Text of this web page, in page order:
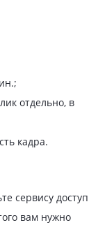
отдельно, в
кадра.
сервису доступ
вам нужно